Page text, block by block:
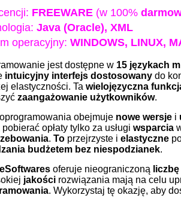
FREEWARE (w 100%
Java (Oracle), XML
operacyjny: WINDOWS, LINUX,
jest dostępne w 15 językach
intuicyjny interfejs dostosowany do
elastyczności. Ta wielojęzyczna
zaangażowanie użytkowników.
obejmuje nowe wersje i
pobierać opłaty tylko za usługi wsparcia
. To przejrzyste i elastyczne
budżetem bez niespodzianek.
oferuje nieograniczoną
jakości rozwiązania mają na celu
. Wykorzystaj tę okazję, aby